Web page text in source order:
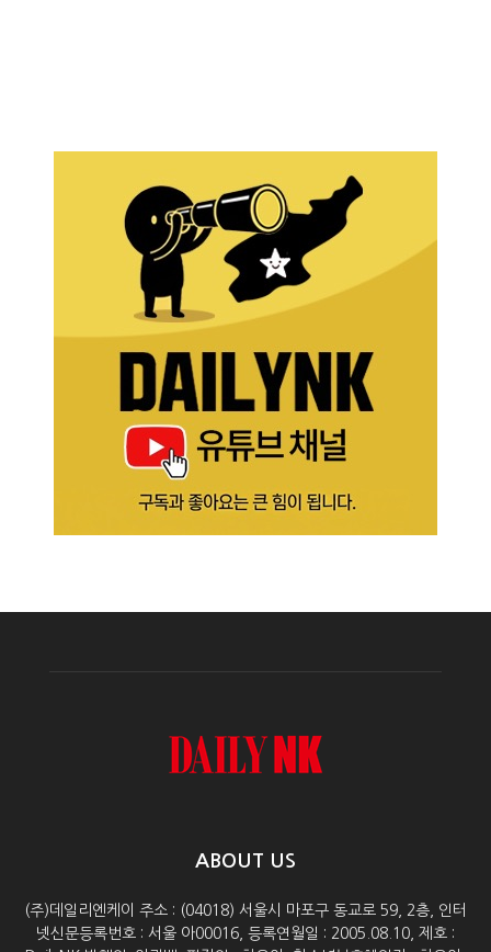
ABOUT US
(주)데일리엔케이 주소 : (04018) 서울시 마포구 동교로 59, 2층, 인터
넷신문등록번호 : 서울 아00016, 등록연월일 : 2005.08.10, 제호 :